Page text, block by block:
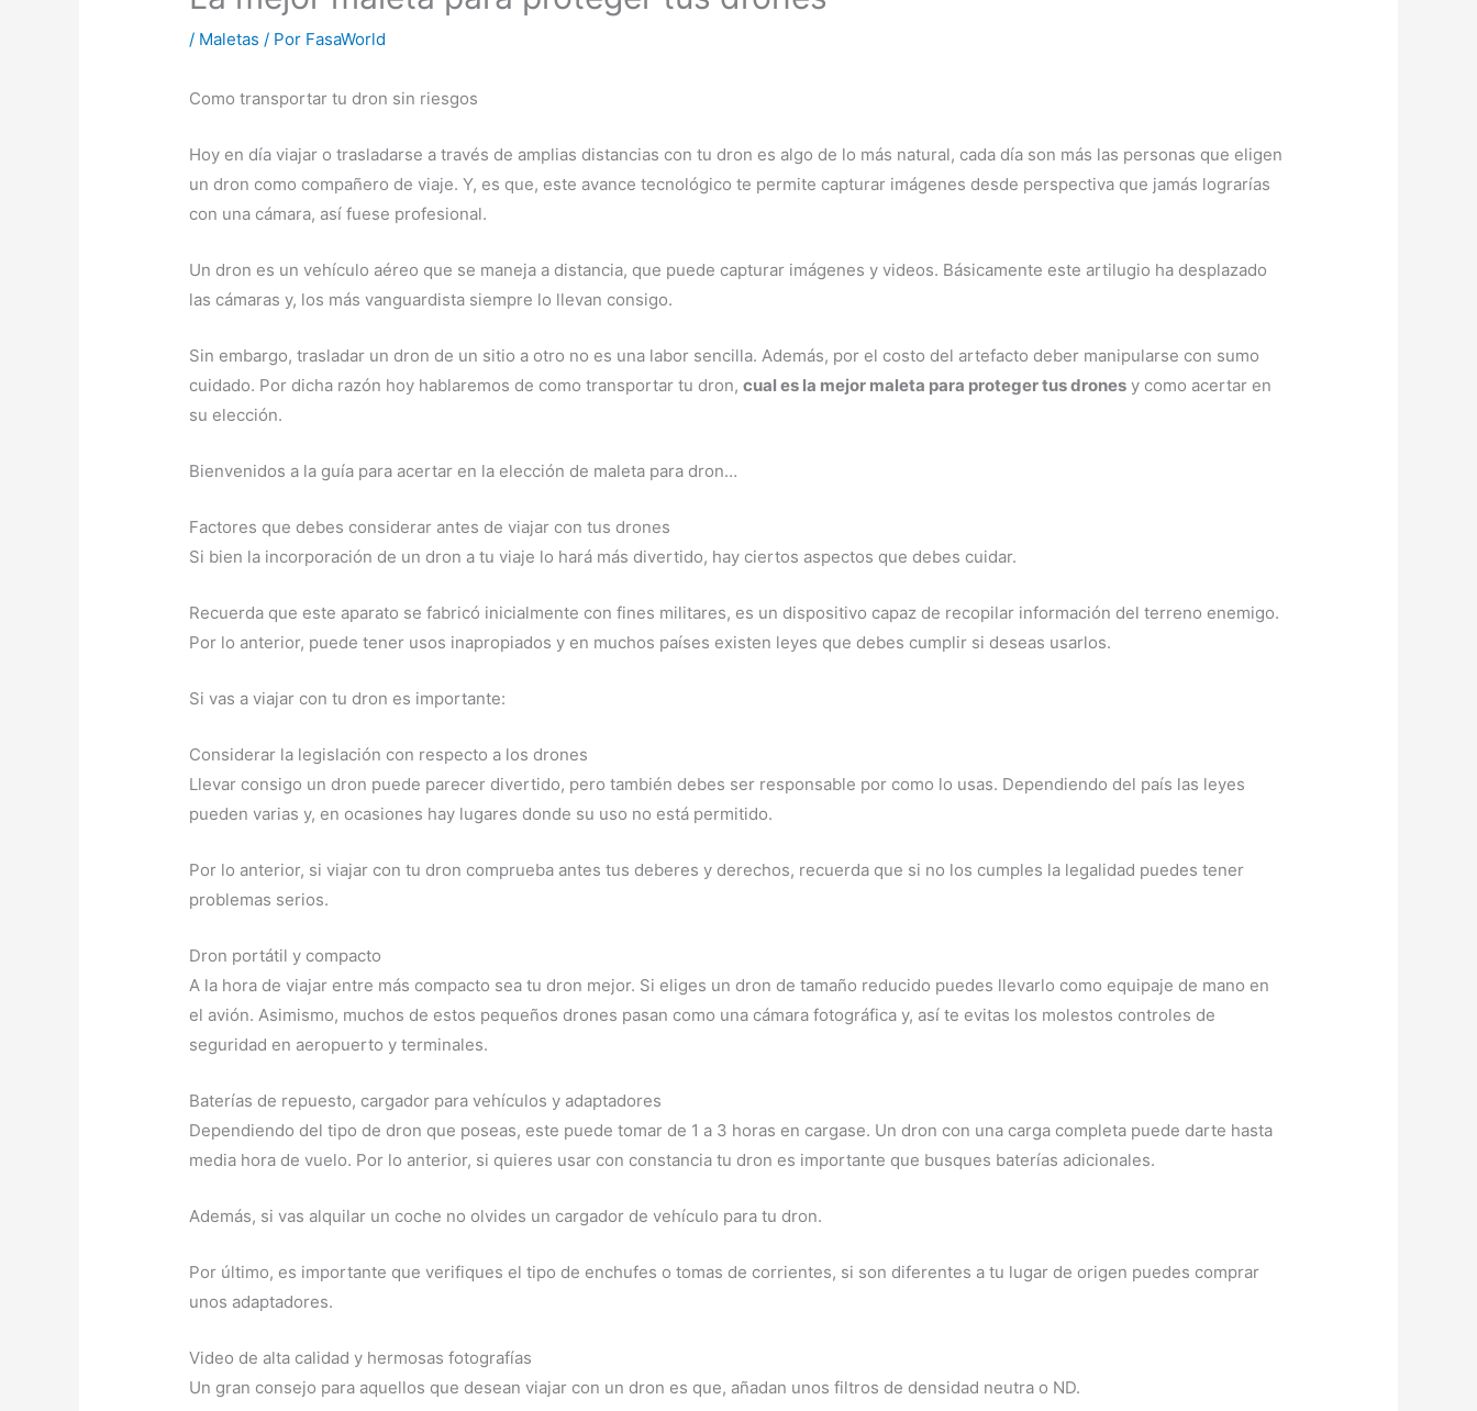
/ Maletas / Por FasaWorld
Como transportar tu dron sin riesgos
Hoy en día viajar o trasladarse a través de amplias distancias con tu dron es algo de lo más natural, cada día son más las personas que eligen
un dron como compañero de viaje. Y, es que, este avance tecnológico te permite capturar imágenes desde perspectiva que jamás lograrías
con una cámara, así fuese profesional.
Un dron es un vehículo aéreo que se maneja a distancia, que puede capturar imágenes y videos. Básicamente este artilugio ha desplazado
las cámaras y, los más vanguardista siempre lo llevan consigo.
Sin embargo, trasladar un dron de un sitio a otro no es una labor sencilla. Además, por el costo del artefacto deber manipularse con sumo
cuidado. Por dicha razón hoy hablaremos de como transportar tu dron,cual es la mejor maleta para proteger tus drones y como acertar en
su elección.
Bienvenidos a la guía para acertar en la elección de maleta para dron…
Factores que debes considerar antes de viajar con tus drones
Si bien la incorporación de un dron a tu viaje lo hará más divertido, hay ciertos aspectos que debes cuidar.
Recuerda que este aparato se fabricó inicialmente con fines militares, es un dispositivo capaz de recopilar información del terreno enemigo.
Por lo anterior, puede tener usos inapropiados y en muchos países existen leyes que debes cumplir si deseas usarlos.
Si vas a viajar con tu dron es importante:
Considerar la legislación con respecto a los drones
Llevar consigo un dron puede parecer divertido, pero también debes ser responsable por como lo usas. Dependiendo del país las leyes
pueden varias y, en ocasiones hay lugares donde su uso no está permitido.
Por lo anterior, si viajar con tu dron comprueba antes tus deberes y derechos, recuerda que si no los cumples la legalidad puedes tener
problemas serios.
Dron portátil y compacto
A la hora de viajar entre más compacto sea tu dron mejor. Si eliges un dron de tamaño reducido puedes llevarlo como equipaje de mano en
el avión. Asimismo, muchos de estos pequeños drones pasan como una cámara fotográfica y, así te evitas los molestos controles de
seguridad en aeropuerto y terminales.
Baterías de repuesto, cargador para vehículos y adaptadores
Dependiendo del tipo de dron que poseas, este puede tomar de 1 a 3 horas en cargase. Un dron con una carga completa puede darte hasta
media hora de vuelo. Por lo anterior, si quieres usar con constancia tu dron es importante que busques baterías adicionales.
Además, si vas alquilar un coche no olvides un cargador de vehículo para tu dron.
Por último, es importante que verifiques el tipo de enchufes o tomas de corrientes, si son diferentes a tu lugar de origen puedes comprar
unos adaptadores.
Video de alta calidad y hermosas fotografías
Un gran consejo para aquellos que desean viajar con un dron es que, añadan unos filtros de densidad neutra o ND.